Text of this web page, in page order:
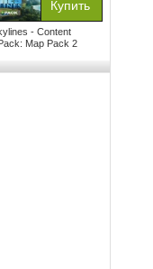
- Content
Map Pack 2